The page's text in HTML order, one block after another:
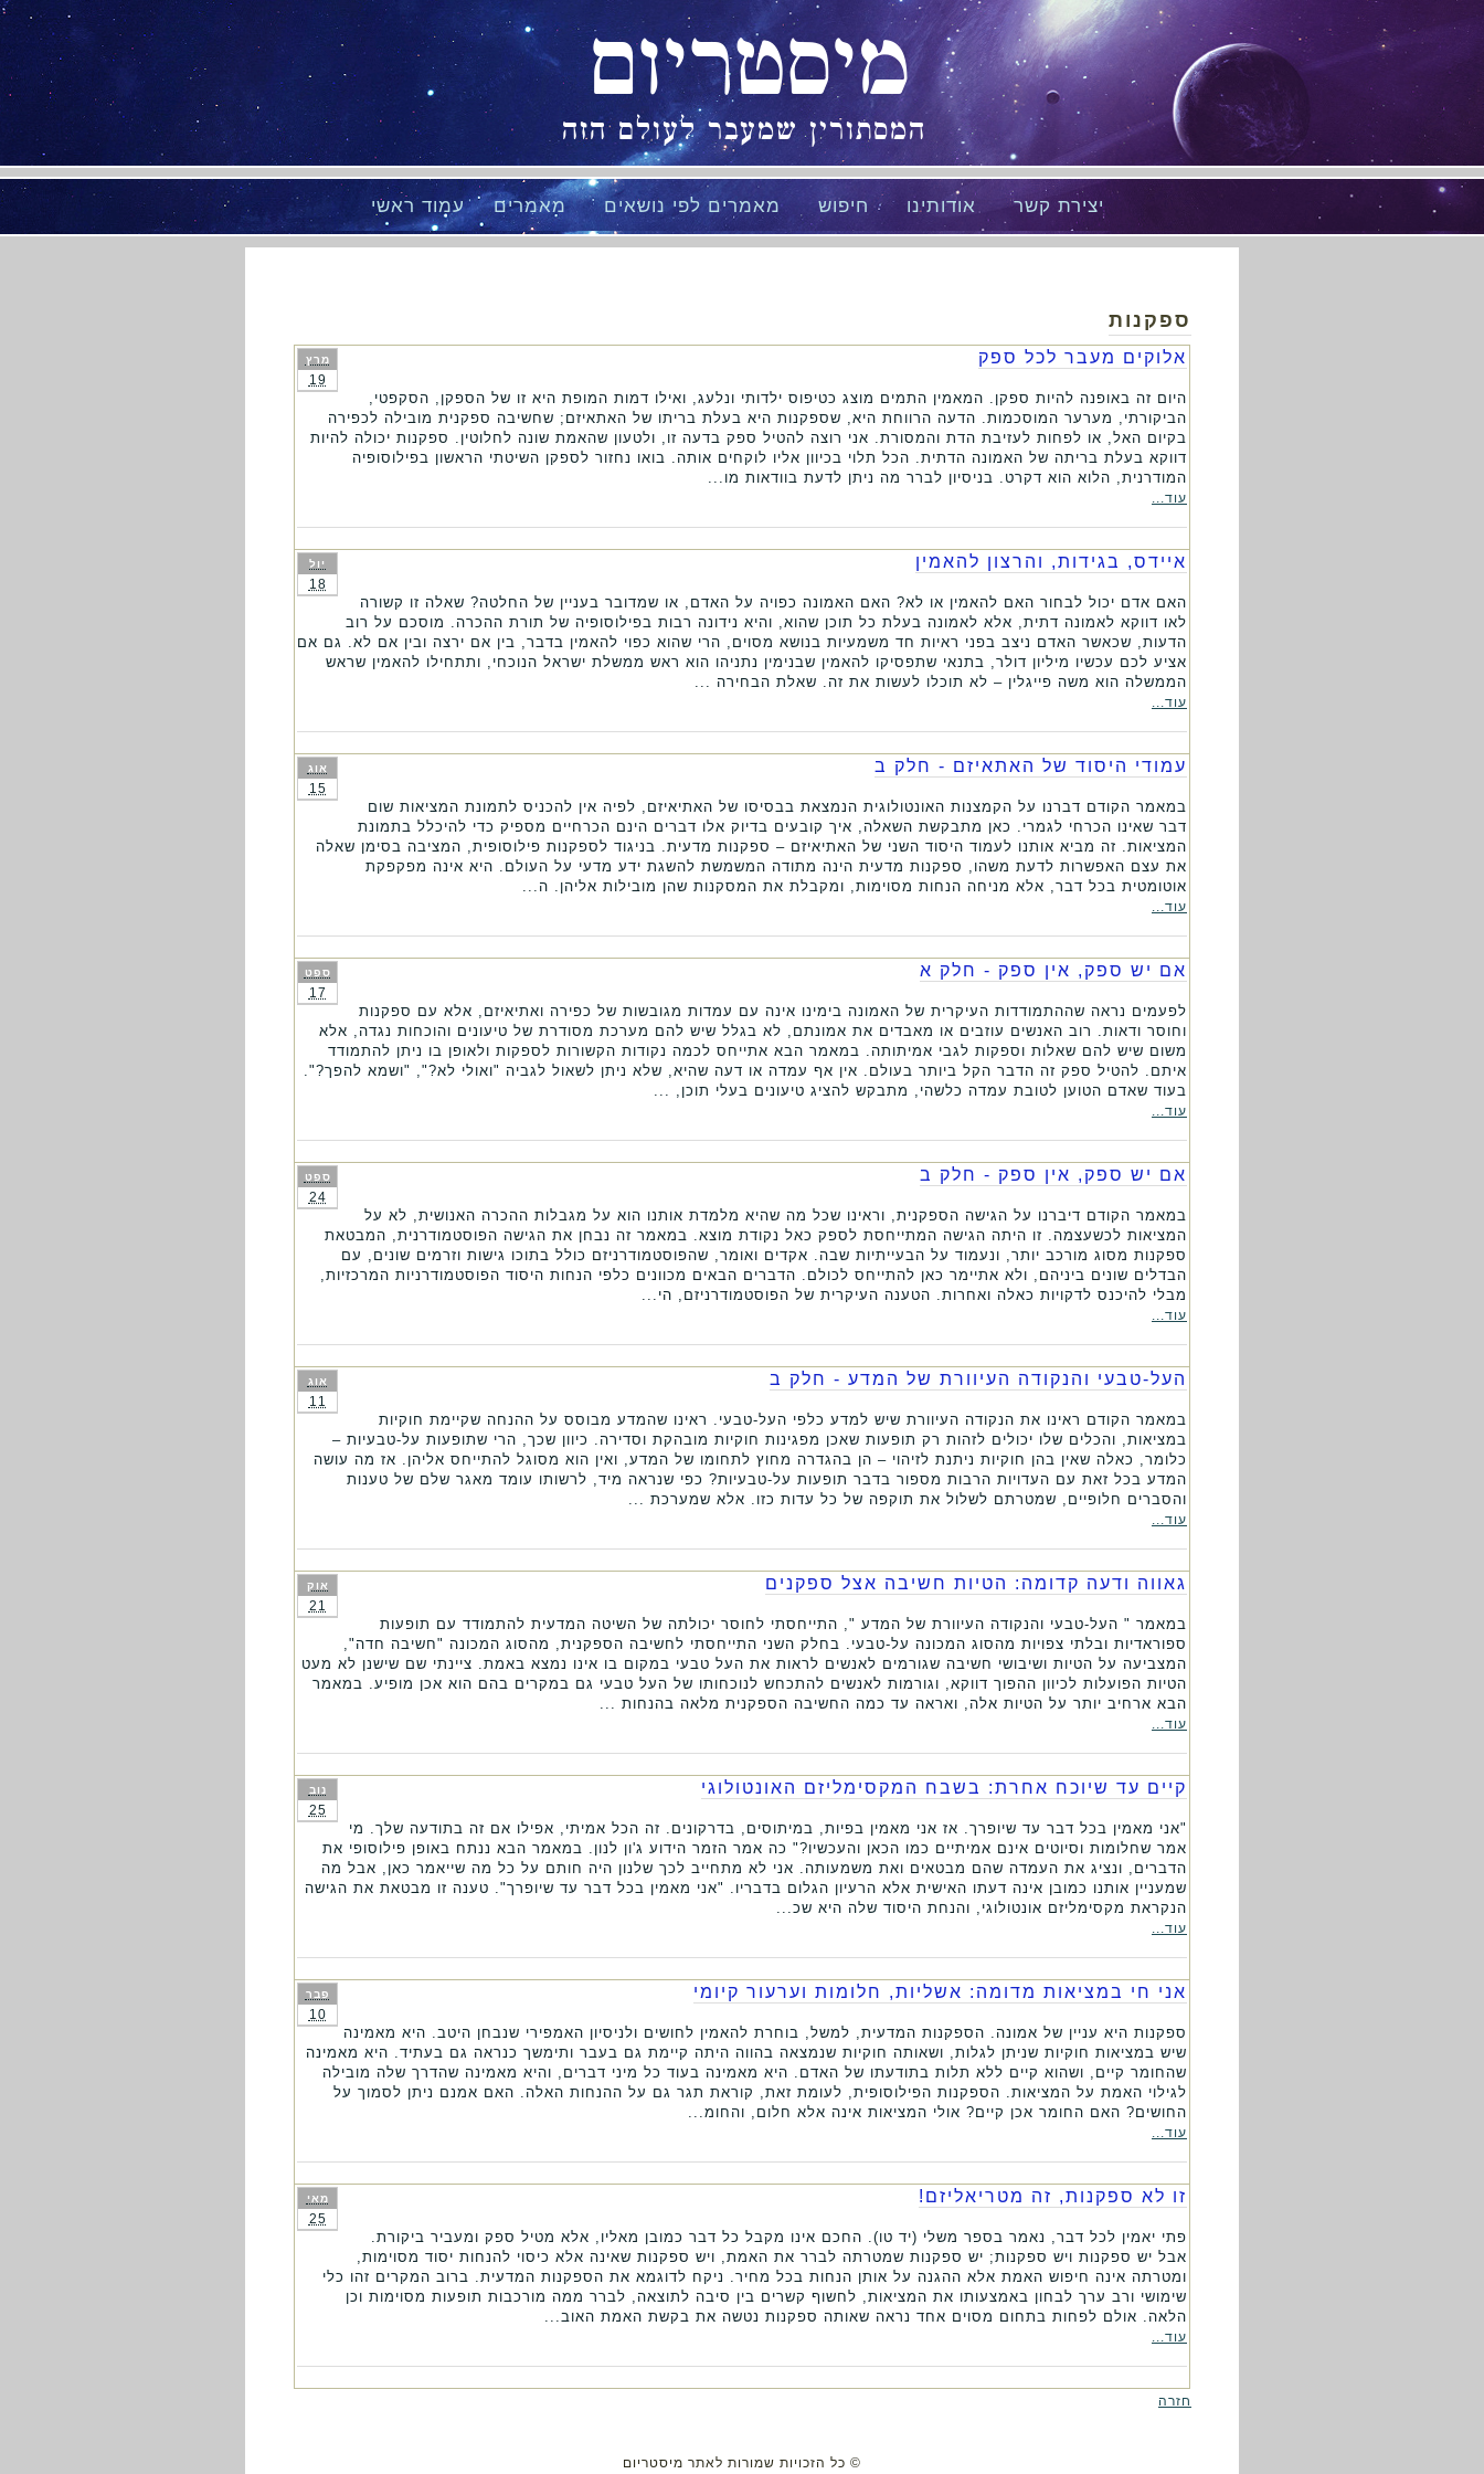
מיסטריום
המסתורין שמעבר לעולם הזה
עמוד ראשי מאמרים מאמרים לפי נושאים חיפוש אודותינו יצירת קשר
ספקנות
מרץ
19
אלוקים מעבר לכל ספק
היום זה באופנה להיות ספקן. המאמין התמים מוצג כטיפוס ילדותי ונלעג, ואילו דמות המופת היא זו של הספקן, הסקפטי,
הביקורתי, מערער המוסכמות. הדעה הרווחת היא, שספקנות היא בעלת בריתו של האתאיזם; שחשיבה ספקנית מובילה לכפירה
בקיום האל, או לפחות לעזיבת הדת והמסורת. אני רוצה להטיל ספק בדעה זו, ולטעון שהאמת שונה לחלוטין. ספקנות יכולה להיות
דווקא בעלת בריתה של האמונה הדתית. הכל תלוי בכיוון אליו לוקחים אותה. בואו נחזור לספקן השיטתי הראשון בפילוסופיה
המודרנית, הלוא הוא דקרט. בניסיון לברר מה ניתן לדעת בוודאות מו...
עוד...
יול
18
איידס, בגידות, והרצון להאמין
האם אדם יכול לבחור האם להאמין או לא? האם האמונה כפויה על האדם, או שמדובר בעניין של החלטה? שאלה זו קשורה
לאו דווקא לאמונה דתית, אלא לאמונה בעלת כל תוכן שהוא, והיא נידונה רבות בפילוסופיה של תורת ההכרה. מוסכם על רוב
הדעות, שכאשר האדם ניצב בפני ראיות חד משמעיות בנושא מסוים, הרי שהוא כפוי להאמין בדבר, בין אם ירצה ובין אם לא. גם אם
אציע לכם עכשיו מיליון דולר, בתנאי שתפסיקו להאמין שבנימין נתניהו הוא ראש ממשלת ישראל הנוכחי, ותתחילו להאמין שראש
הממשלה הוא משה פייגלין – לא תוכלו לעשות את זה. שאלת הבחירה ...
עוד...
אוג
15
עמודי היסוד של האתאיזם - חלק ב
במאמר הקודם דברנו על הקמצנות האונטולוגית הנמצאת בבסיסו של האתיאיזם, לפיה אין להכניס לתמונת המציאות שום
דבר שאינו הכרחי לגמרי. כאן מתבקשת השאלה, איך קובעים בדיוק אלו דברים הינם הכרחיים מספיק כדי להיכלל בתמונת
המציאות. זה מביא אותנו לעמוד היסוד השני של האתיאיזם – ספקנות מדעית. בניגוד לספקנות פילוסופית, המציבה בסימן שאלה
את עצם האפשרות לדעת משהו, ספקנות מדעית הינה מתודה המשמשת להשגת ידע מדעי על העולם. היא אינה מפקפקת
אוטומטית בכל דבר, אלא מניחה הנחות מסוימות, ומקבלת את המסקנות שהן מובילות אליהן. ה...
עוד...
ספט
17
אם יש ספק, אין ספק - חלק א
לפעמים נראה שההתמודדות העיקרית של האמונה בימינו אינה עם עמדות מגובשות של כפירה ואתיאיזם, אלא עם ספקנות
וחוסר ודאות. רוב האנשים עוזבים או מאבדים את אמונתם, לא בגלל שיש להם מערכת מסודרת של טיעונים והוכחות נגדה, אלא
משום שיש להם שאלות וספקות לגבי אמיתותה. במאמר הבא אתייחס לכמה נקודות הקשורות לספקות ולאופן בו ניתן להתמודד
איתם. להטיל ספק זה הדבר הקל ביותר בעולם. אין אף עמדה או דעה שהיא, שלא ניתן לשאול לגביה "ואולי לא?", "ושמא להפך?".
בעוד שאדם הטוען לטובת עמדה כלשהי, מתבקש להציג טיעונים בעלי תוכן, ...
עוד...
ספט
24
אם יש ספק, אין ספק - חלק ב
במאמר הקודם דיברנו על הגישה הספקנית, וראינו שכל מה שהיא מלמדת אותנו הוא על מגבלות ההכרה האנושית, לא על
המציאות לכשעצמה. זו היתה הגישה המתייחסת לספק כאל נקודת מוצא. במאמר זה נבחן את הגישה הפוסטמודרנית, המבטאת
ספקנות מסוג מורכב יותר, ונעמוד על הבעייתיות שבה. אקדים ואומר, שהפוסטמודרניזם כולל בתוכו גישות וזרמים שונים, עם
הבדלים שונים ביניהם, ולא אתיימר כאן להתייחס לכולם. הדברים הבאים מכוונים כלפי הנחות היסוד הפוסטמודרניות המרכזיות,
מבלי להיכנס לדקויות כאלה ואחרות. הטענה העיקרית של הפוסטמודרניזם, הי...
עוד...
אוג
11
העל-טבעי והנקודה העיוורת של המדע - חלק ב
במאמר הקודם ראינו את הנקודה העיוורת שיש למדע כלפי העל-טבעי. ראינו שהמדע מבוסס על ההנחה שקיימת חוקיות
במציאות, והכלים שלו יכולים לזהות רק תופעות שאכן מפגינות חוקיות מובהקת וסדירה. כיוון שכך, הרי שתופעות על-טבעיות –
כלומר, כאלה שאין בהן חוקיות ניתנת לזיהוי – הן בהגדרה מחוץ לתחומו של המדע, ואין הוא מסוגל להתייחס אליהן. אז מה עושה
המדע בכל זאת עם העדויות הרבות מספור בדבר תופעות על-טבעיות? כפי שנראה מיד, לרשותו עומד מאגר שלם של טענות
והסברים חלופיים, שמטרתם לשלול את תוקפה של כל עדות כזו. אלא שמערכת ...
עוד...
אוק
21
גאווה ודעה קדומה: הטיות חשיבה אצל ספקנים
במאמר " העל-טבעי והנקודה העיוורת של המדע ", התייחסתי לחוסר יכולתה של השיטה המדעית להתמודד עם תופעות
ספוראדיות ובלתי צפויות מהסוג המכונה על-טבעי. בחלק השני התייחסתי לחשיבה הספקנית, מהסוג המכונה "חשיבה חדה",
המצביעה על הטיות ושיבושי חשיבה שגורמים לאנשים לראות את העל טבעי במקום בו אינו נמצא באמת. ציינתי שם שישנן לא מעט
הטיות הפועלות לכיוון ההפוך דווקא, וגורמות לאנשים להתכחש לנוכחותו של העל טבעי גם במקרים בהם הוא אכן מופיע. במאמר
הבא ארחיב יותר על הטיות אלה, ואראה עד כמה החשיבה הספקנית מלאה בהנחות ...
עוד...
נוב
25
קיים עד שיוכח אחרת: בשבח המקסימליזם האונטולוגי
"אני מאמין בכל דבר עד שיופרך. אז אני מאמין בפיות, במיתוסים, בדרקונים. זה הכל אמיתי, אפילו אם זה בתודעה שלך. מי
אמר שחלומות וסיוטים אינם אמיתיים כמו הכאן והעכשיו?" כה אמר הזמר הידוע ג'ון לנון. במאמר הבא ננתח באופן פילוסופי את
הדברים, ונציג את העמדה שהם מבטאים ואת משמעותה. אני לא מתחייב לכך שלנון היה חותם על כל מה שייאמר כאן, אבל מה
שמעניין אותנו כמובן אינה דעתו האישית אלא הרעיון הגלום בדבריו. "אני מאמין בכל דבר עד שיופרך". טענה זו מבטאת את הגישה
הנקראת מקסימליזם אונטולוגי, והנחת היסוד שלה היא שכ...
עוד...
פבר
10
אני חי במציאות מדומה: אשליות, חלומות וערעור קיומי
ספקנות היא עניין של אמונה. הספקנות המדעית, למשל, בוחרת להאמין לחושים ולניסיון האמפירי שנבחן היטב. היא מאמינה
שיש במציאות חוקיות שניתן לגלות, ושאותה חוקיות שנמצאה בהווה היתה קיימת גם בעבר ותימשך כנראה גם בעתיד. היא מאמינה
שהחומר קיים, ושהוא קיים ללא תלות בתודעתו של האדם. היא מאמינה בעוד כל מיני דברים, והיא מאמינה שהדרך שלה מובילה
לגילוי האמת על המציאות. הספקנות הפילוסופית, לעומת זאת, קוראת תגר גם על ההנחות האלה. האם אמנם ניתן לסמוך על
החושים? האם החומר אכן קיים? אולי המציאות אינה אלא חלום, והחומ...
עוד...
מאי
25
זו לא ספקנות, זה מטריאליזם!
פתי יאמין לכל דבר, נאמר בספר משלי (יד טו). החכם אינו מקבל כל דבר כמובן מאליו, אלא מטיל ספק ומעביר ביקורת.
אבל יש ספקנות ויש ספקנות; יש ספקנות שמטרתה לברר את האמת, ויש ספקנות שאינה אלא כיסוי להנחות יסוד מסוימות,
ומטרתה אינה חיפוש האמת אלא ההגנה על אותן הנחות בכל מחיר. ניקח לדוגמא את הספקנות המדעית. ברוב המקרים זהו כלי
שימושי ורב ערך לבחון באמצעותו את המציאות, לחשוף קשרים בין סיבה לתוצאה, לברר ממה מורכבות תופעות מסוימות וכן
הלאה. אולם לפחות בתחום מסוים אחד נראה שאותה ספקנות נטשה את בקשת האמת האוב...
עוד...
חזרה
© כל הזכויות שמורות לאתר מיסטריום